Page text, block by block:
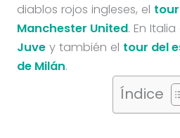
diablos rojos ingleses, el
Manchester United. En Italia
Juvey también el tour del
de Milán.
Índice